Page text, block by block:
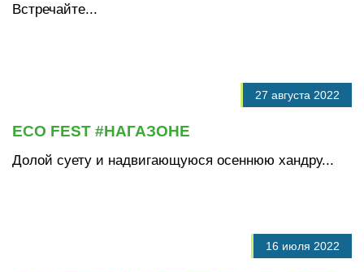
Встречайте...
27 августа 2022
ECO FEST #НАГАЗОНЕ
Долой суету и надвигающуюся осеннюю хандру...
16 июля 2022